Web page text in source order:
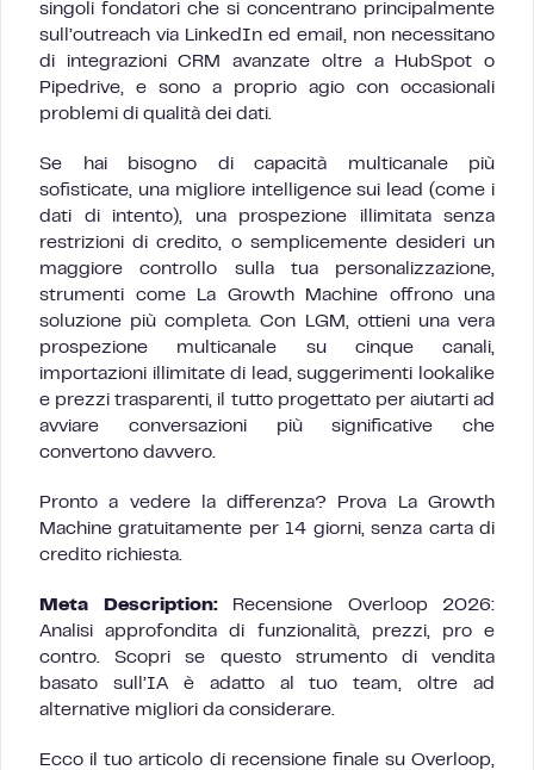
singoli fondatori che si concentrano principalmente
sull’outreach via LinkedIn ed email, non necessitano
di integrazioni CRM avanzate oltre a HubSpot o
Pipedrive, e sono a proprio agio con occasionali
problemi di qualità dei dati.
Se hai bisogno di capacità multicanale più
sofisticate, una migliore intelligence sui lead (come i
dati di intento), una prospezione illimitata senza
restrizioni di credito, o semplicemente desideri un
maggiore controllo sulla tua personalizzazione,
strumenti come La Growth Machine offrono una
soluzione più completa. Con LGM, ottieni una vera
prospezione multicanale su cinque canali,
importazioni illimitate di lead, suggerimenti lookalike
e prezzi trasparenti, il tutto progettato per aiutarti ad
avviare conversazioni più significative che
convertono davvero.
Pronto a vedere la differenza? Prova La Growth
Machine gratuitamente per 14 giorni, senza carta di
credito richiesta.
Meta Description:Recensione Overloop 2026:
Analisi approfondita di funzionalità, prezzi, pro e
contro. Scopri se questo strumento di vendita
basato sull’IA è adatto al tuo team, oltre ad
alternative migliori da considerare.
Ecco il tuo articolo di recensione finale su Overloop,